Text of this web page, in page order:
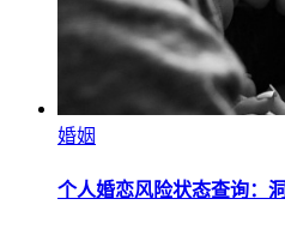
婚姻
个人婚恋风险状态查询：